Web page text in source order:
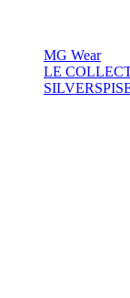
MG Wear
LE